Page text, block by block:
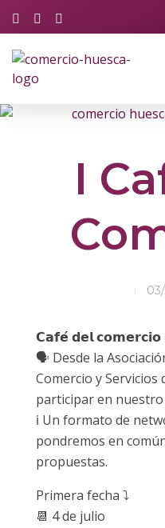
I
𝗖𝗮𝗳𝗲́ 𝗱𝗲𝗹 𝗰𝗼𝗺𝗲𝗿𝗰𝗶𝗼
🗣️ Desde la
Comercio y Servicios
participar en
ℹ Un formato de
pondremos en
propuestas.
Primera fecha ⤵
📆 4 de julio